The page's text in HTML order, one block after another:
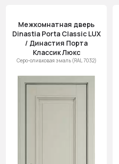
Межкомнатная дверь
Dinastia Porta Classic LUX
/ Династия Порта
Классик Люкс
Серо-оливковая эмаль (RAL 7032)